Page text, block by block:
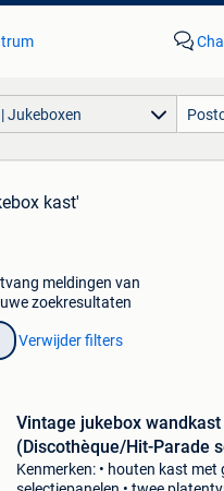
Jukeboxen
kast'
meldingen van
zoekresultaten
Verwijder filters
Vintage jukebox wandkast
(Discothèque/Hit-Parade
Kenmerken: • houten kast met